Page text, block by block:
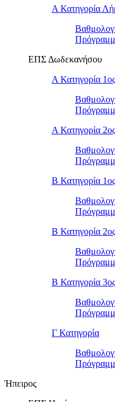
Α Κατηγορία
ΕΠΣ Δωδεκανήσου
Α Κατηγορία
Α Κατηγορία
Β Κατηγορία
Β Κατηγορία
Β Κατηγορία
Γ Κατηγορία
Ήπειρος